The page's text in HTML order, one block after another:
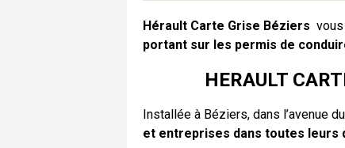
Hérault Carte Grise Béziers
portant sur les permis de
HERAULT
Installée à Béziers, dans l’avenue
et entreprises dans toutes leurs